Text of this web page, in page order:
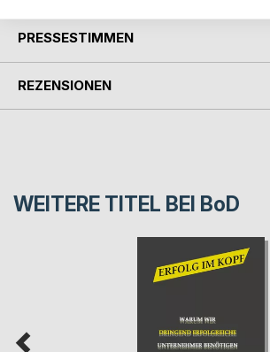
PRESSESTIMMEN
REZENSIONEN
WEITERE TITEL BEI BoD